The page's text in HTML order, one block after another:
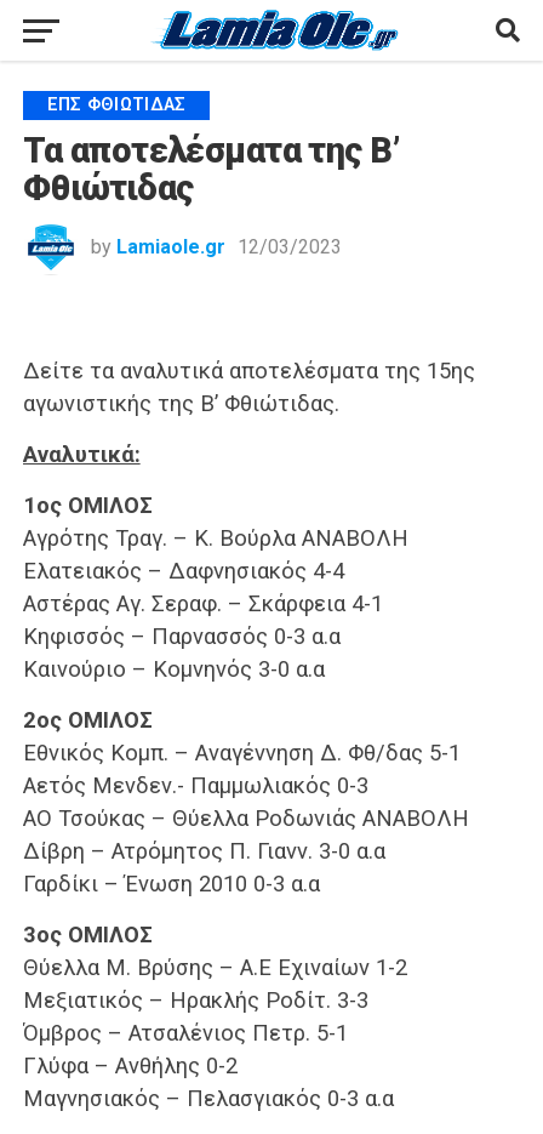
ΕΠΣ ΦΘΙΏΤΙΔΑΣ
Τα αποτελέσματα της Β’
Φθιώτιδας
by Lamiaole.gr 12/03/2023
Δείτε τα αναλυτικά αποτελέσματα της 15ης
αγωνιστικής της Β’ Φθιώτιδας.
Αναλυτικά:
1ος ΟΜΙΛΟΣ
Αγρότης Τραγ. – Κ. Βούρλα ΑΝΑΒΟΛΗ
Ελατειακός – Δαφνησιακός 4-4
Αστέρας Αγ. Σεραφ. – Σκάρφεια 4-1
Κηφισσός – Παρνασσός 0-3 α.α
Καινούριο – Κομνηνός 3-0 α.α
2ος ΟΜΙΛΟΣ
Εθνικός Κομπ. – Αναγέννηση Δ. Φθ/δας 5-1
Αετός Μενδεν.- Παμμωλιακός 0-3
ΑΟ Τσούκας – Θύελλα Ροδωνιάς ΑΝΑΒΟΛΗ
Δίβρη – Ατρόμητος Π. Γιανν. 3-0 α.α
Γαρδίκι – Ένωση 2010 0-3 α.α
3ος ΟΜΙΛΟΣ
Θύελλα Μ. Βρύσης – Α.Ε Εχιναίων 1-2
Μεξιατικός – Ηρακλής Ροδίτ. 3-3
Όμβρος – Ατσαλένιος Πετρ. 5-1
Γλύφα – Ανθήλης 0-2
Μαγνησιακός – Πελασγιακός 0-3 α.α